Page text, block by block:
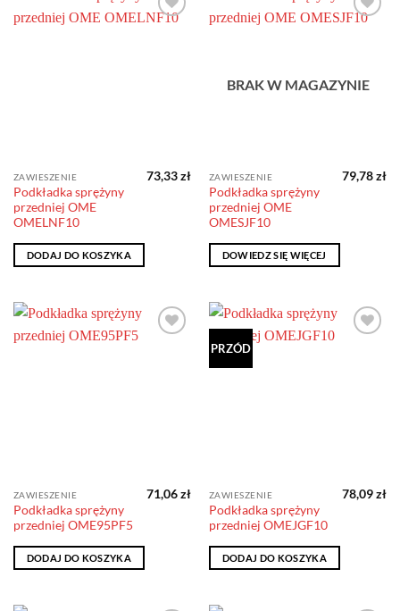
ZAWIESZENIE
Podkładka sprężyny
przedniej OME
OMELNF10
73,33zł
DODAJ DO KOSZYKA
BRAK W MAGAZYNIE
ZAWIESZENIE
Podkładka sprężyny
przedniej OME
OMESJF10
79,78zł
DOWIEDZ SIĘ WIĘCEJ
ZAWIESZENIE
Podkładka sprężyny
przedniej OME95PF5
71,06zł
DODAJ DO KOSZYKA
PRZÓD
ZAWIESZENIE
Podkładka sprężyny
przedniej OMEJGF10
78,09zł
DODAJ DO KOSZYKA